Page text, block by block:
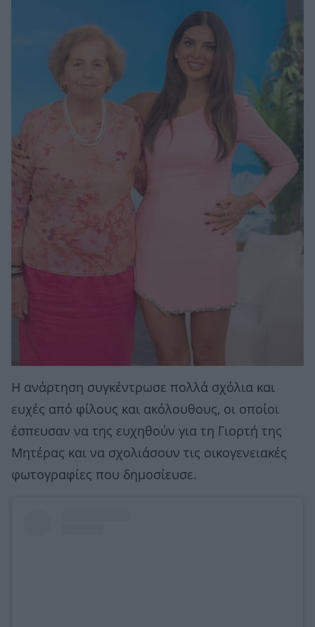
Η ανάρτηση συγκέντρωσε πολλά σχόλια και
ευχές από φίλους και ακόλουθους, οι οποίοι
έσπευσαν να της ευχηθούν για τη Γιορτή της
Μητέρας και να σχολιάσουν τις οικογενειακές
φωτογραφίες που δημοσίευσε.